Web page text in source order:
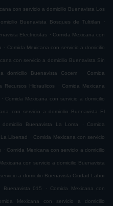
con servicio a domicilio Buenavista Los
Buenavista Bosques de Tultitlan .
Electricistas . Comida Mexicana con
. Comida Mexicana con servicio a domicilio
con servicio a domicilio Buenavista Sin
domicilio Buenavista Cocem . Comida
Recursos Hidraulicos . Comida Mexicana
. Comida Mexicana con servicio a domicilio
con servicio a domicilio Buenavista El
Buenavista La Loma . Comida
Libertad . Comida Mexicana con servicio
. Comida Mexicana con servicio a domicilio
con servicio a domicilio Buenavista
a domicilio Buenavista Ciudad Labor
Buenavista 015 . Comida Mexicana con
Mexicana con servicio a domicilio